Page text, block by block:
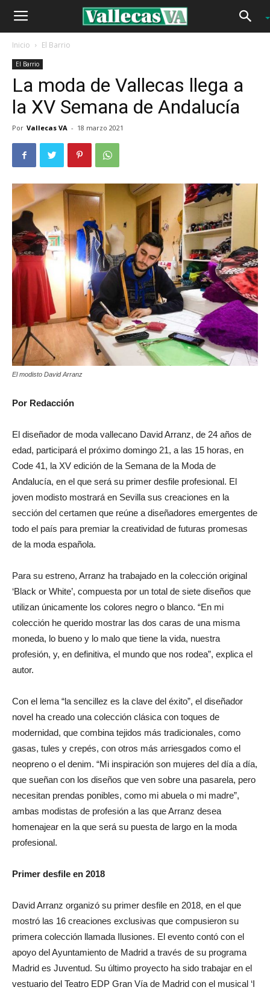
Inicio El Barrio
El Barrio
La moda de Vallecas llega a
la XV Semana de Andalucía
Por Vallecas VA - 18 marzo 2021
El modisto David Arranz
Por Redacción
El diseñador de moda vallecano David Arranz, de 24 años de
edad, participará el próximo domingo 21, a las 15 horas, en
Code 41, la XV edición de la Semana de la Moda de
Andalucía, en el que será su primer desfile profesional. El
joven modisto mostrará en Sevilla sus creaciones en la
sección del certamen que reúne a diseñadores emergentes de
todo el país para premiar la creatividad de futuras promesas
de la moda española.
Para su estreno, Arranz ha trabajado en la colección original
‘Black or White’, compuesta por un total de siete diseños que
utilizan únicamente los colores negro o blanco. “En mi
colección he querido mostrar las dos caras de una misma
moneda, lo bueno y lo malo que tiene la vida, nuestra
profesión, y, en definitiva, el mundo que nos rodea”, explica el
autor.
Con el lema “la sencillez es la clave del éxito”, el diseñador
novel ha creado una colección clásica con toques de
modernidad, que combina tejidos más tradicionales, como
gasas, tules y crepés, con otros más arriesgados como el
neopreno o el denim. “Mi inspiración son mujeres del día a día,
que sueñan con los diseños que ven sobre una pasarela, pero
necesitan prendas ponibles, como mi abuela o mi madre”,
ambas modistas de profesión a las que Arranz desea
homenajear en la que será su puesta de largo en la moda
profesional.
Primer desfile en 2018
David Arranz organizó su primer desfile en 2018, en el que
mostró las 16 creaciones exclusivas que compusieron su
primera colección llamada Ilusiones. El evento contó con el
apoyo del Ayuntamiento de Madrid a través de su programa
Madrid es Juventud. Su último proyecto ha sido trabajar en el
vestuario del Teatro EDP Gran Vía de Madrid con el musical ‘I